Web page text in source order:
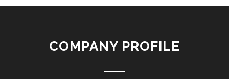
COMPANY PROFILE